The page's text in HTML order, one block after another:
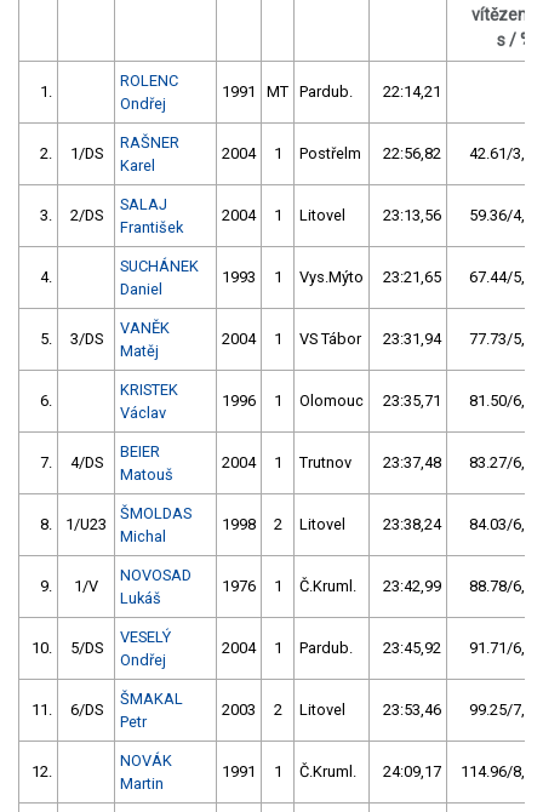
vítězem
s / %
1.
ROLENC
Ondřej
1991 MT Pardub. 22:14,21
2. 1/DS
RAŠNER
Karel
2004 1 Postřelm 22:56,82 42.61/3,2
3. 2/DS
SALAJ
František
2004 1 Litovel 23:13,56 59.36/4,4
4.
SUCHÁNEK
Daniel
1993 1 Vys.Mýto 23:21,65 67.44/5,1
5. 3/DS
VANĚK
Matěj
2004 1 VS Tábor 23:31,94 77.73/5,8
6.
KRISTEK
Václav
1996 1 Olomouc 23:35,71 81.50/6,1
7. 4/DS
BEIER
Matouš
2004 1 Trutnov 23:37,48 83.27/6,2
8. 1/U23
ŠMOLDAS
Michal
1998 2 Litovel 23:38,24 84.03/6,3
9. 1/V
NOVOSAD
Lukáš
1976 1 Č.Kruml. 23:42,99 88.78/6,7
10. 5/DS
VESELÝ
Ondřej
2004 1 Pardub. 23:45,92 91.71/6,9
11. 6/DS
ŠMAKAL
Petr
2003 2 Litovel 23:53,46 99.25/7,4
12.
NOVÁK
Martin
1991 1 Č.Kruml. 24:09,17 114.96/8,6